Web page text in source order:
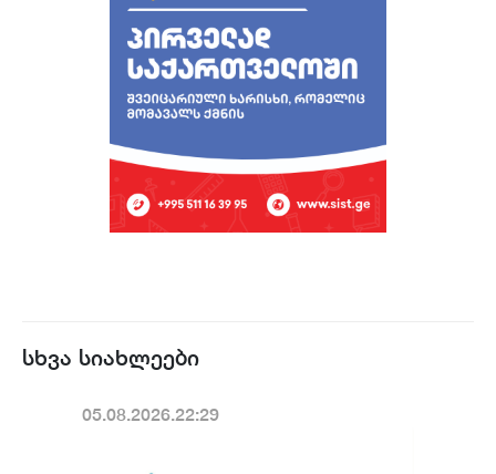
სხვა სიახლეები
05.08.2026.22:29